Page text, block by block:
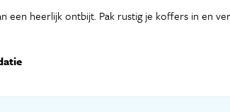
een heerlijk ontbijt. Pak rustig je koffers in en